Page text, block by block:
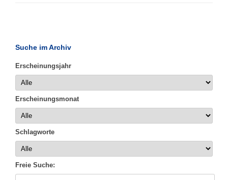
Suche im Archiv
Erscheinungsjahr
Erscheinungsmonat
Schlagworte
Freie Suche: